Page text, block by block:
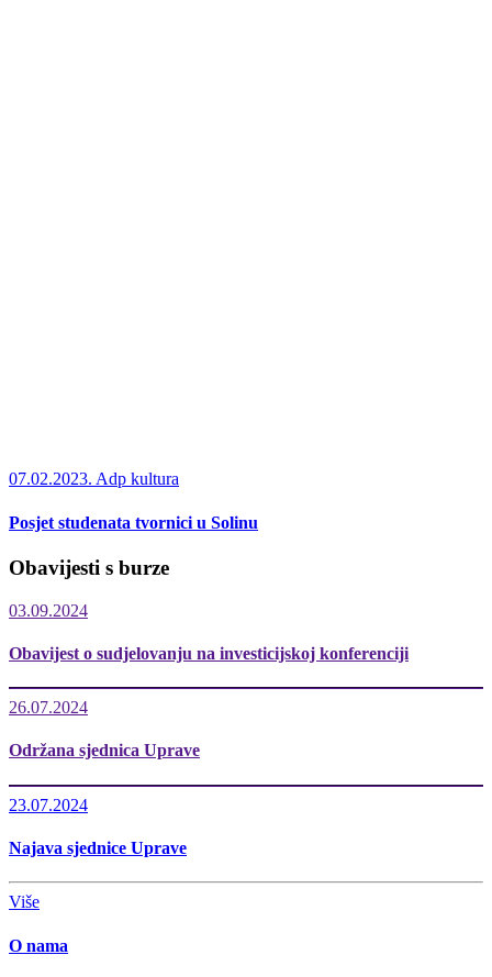
07.02.2023. Adp kultura
Posjet studenata tvornici u Solinu
Obavijesti s burze
03.09.2024
Obavijest o sudjelovanju na investicijskoj konferenciji
26.07.2024
Održana sjednica Uprave
23.07.2024
Najava sjednice Uprave
Više
O nama